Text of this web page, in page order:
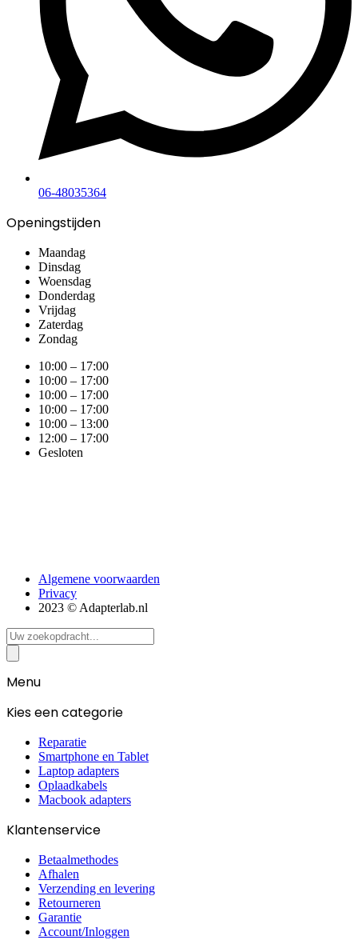
06-48035364
Openingstijden
Maandag
Dinsdag
Woensdag
Donderdag
Vrijdag
Zaterdag
Zondag
10:00 – 17:00
10:00 – 17:00
10:00 – 17:00
10:00 – 17:00
10:00 – 13:00
12:00 – 17:00
Gesloten
Algemene voorwaarden
Privacy
2023 © Adapterlab.nl
Search
...
Menu
Kies een categorie
Reparatie
Smartphone en Tablet
Laptop adapters
Oplaadkabels
Macbook adapters
Klantenservice
Betaalmethodes
Afhalen
Verzending en levering
Retourneren
Garantie
Account/Inloggen